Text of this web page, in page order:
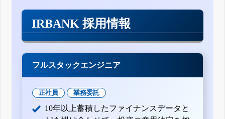
IRBANK 採用情報
フルスタックエンジニア
正社員 業務委託
10年以上蓄積したファイナンスデータと